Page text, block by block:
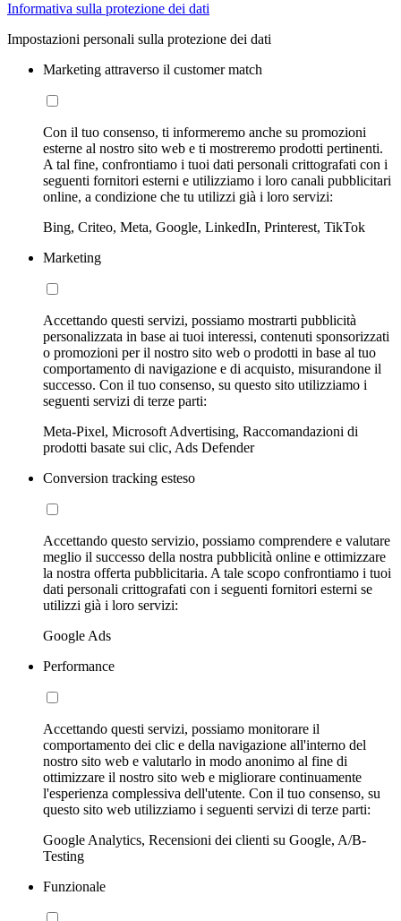
Informativa sulla protezione dei dati
Impostazioni personali sulla protezione dei dati
Marketing attraverso il customer match
Con il tuo consenso, ti informeremo anche su promozioni
esterne al nostro sito web e ti mostreremo prodotti pertinenti.
A tal fine, confrontiamo i tuoi dati personali crittografati con i
seguenti fornitori esterni e utilizziamo i loro canali pubblicitari
online, a condizione che tu utilizzi già i loro servizi:
Bing, Criteo, Meta, Google, LinkedIn, Printerest, TikTok
Marketing
Accettando questi servizi, possiamo mostrarti pubblicità
personalizzata in base ai tuoi interessi, contenuti sponsorizzati
o promozioni per il nostro sito web o prodotti in base al tuo
comportamento di navigazione e di acquisto, misurandone il
successo. Con il tuo consenso, su questo sito utilizziamo i
seguenti servizi di terze parti:
Meta-Pixel, Microsoft Advertising, Raccomandazioni di
prodotti basate sui clic, Ads Defender
Conversion tracking esteso
Accettando questo servizio, possiamo comprendere e valutare
meglio il successo della nostra pubblicità online e ottimizzare
la nostra offerta pubblicitaria. A tale scopo confrontiamo i tuoi
dati personali crittografati con i seguenti fornitori esterni se
utilizzi già i loro servizi:
Google Ads
Performance
Accettando questi servizi, possiamo monitorare il
comportamento dei clic e della navigazione all'interno del
nostro sito web e valutarlo in modo anonimo al fine di
ottimizzare il nostro sito web e migliorare continuamente
l'esperienza complessiva dell'utente. Con il tuo consenso, su
questo sito web utilizziamo i seguenti servizi di terze parti:
Google Analytics, Recensioni dei clienti su Google, A/B-
Testing
Funzionale